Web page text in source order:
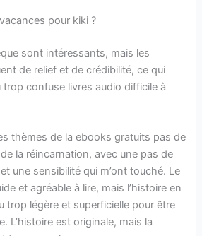
pour kiki ?
sont intéressants, mais les
de relief et de crédibilité, ce qui
trop confuse livres audio difficile à
thèmes de la ebooks gratuits pas de
la réincarnation, avec une pas de
une sensibilité qui m’ont touché. Le
et agréable à lire, mais l’histoire en
trop légère et superficielle pour être
L’histoire est originale, mais la